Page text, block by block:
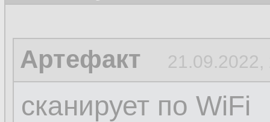
Артефакт 21.09.2022,
сканирует по WiFi